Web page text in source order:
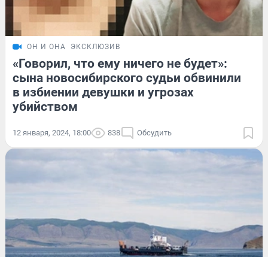
ОН И ОНА ЭКСКЛЮЗИВ
«Говорил, что ему ничего не будет»:
сына новосибирского судьи обвинили
в избиении девушки и угрозах
убийством
12 января, 2024, 18:00 838 Обсудить